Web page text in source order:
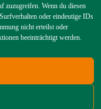
zuzugreifen. Wenn du diesen
oder eindeutige IDs
nicht erteilst oder
beeinträchtigt werden.